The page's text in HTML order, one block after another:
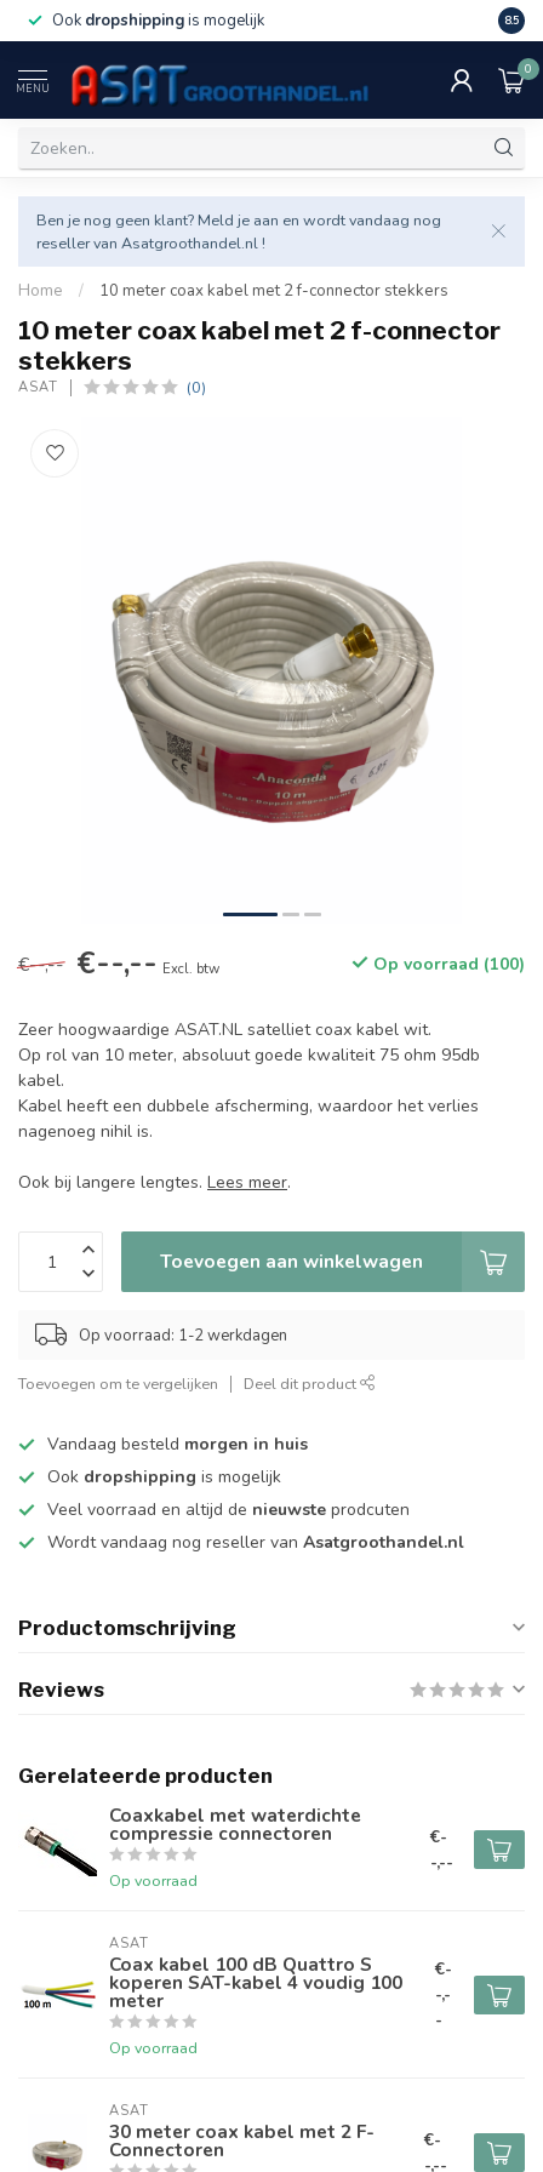
Ook dropshippingis mogelijk Veel
8.5
MENU
0
Ben je nog geen klant? Meld je aan en wordt vandaag nog
reseller van Asatgroothandel.nl !
Home / 10 meter coax kabel met 2 f-connector stekkers
10 meter coax kabel met 2 f-connector
stekkers
ASAT (0)
€--,-- €--,-- Excl. btw Op voorraad (100)
Zeer hoogwaardige ASAT.NL satelliet coax kabel wit.
Op rol van 10 meter, absoluut goede kwaliteit 75 ohm 95db
kabel.
Kabel heeft een dubbele afscherming, waardoor het verlies
nagenoeg nihil is.
Ook bij langere lengtes. Lees meer.
Toevoegen aan winkelwagen
Op voorraad: 1-2 werkdagen
Toevoegen om te vergelijken Deel dit product
Vandaag besteld morgen in huis
Ook dropshipping is mogelijk
Veel voorraad en altijd de nieuwste prodcuten
Wordt vandaag nog reseller van Asatgroothandel.nl
Productomschrijving
Reviews
Gerelateerde producten
Coaxkabel met waterdichte
compressie connectoren
Op voorraad
€-
-,--
ASAT
Coax kabel 100 dB Quattro S
koperen SAT-kabel 4 voudig 100
meter
Op voorraad
€-
-,-
-
ASAT
30 meter coax kabel met 2 F-
Connectoren
€-
-,--